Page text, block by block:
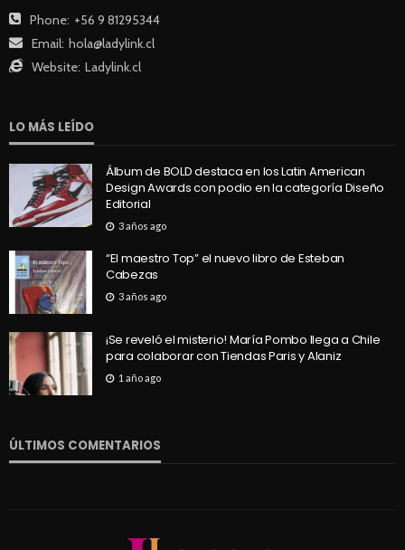
Phone: +56 9 81295344
Email: hola@ladylink.cl
Website: Ladylink.cl
LO MÁS LEÍDO
Álbum de BOLD destaca en los Latin American
Design Awards con podio en la categoría Diseño
Editorial
3 años ago
“El maestro Top” el nuevo libro de Esteban
Cabezas
3 años ago
¡Se reveló el misterio! María Pombo llega a Chile
para colaborar con Tiendas Paris y Alaniz
1 año ago
ÚLTIMOS COMENTARIOS